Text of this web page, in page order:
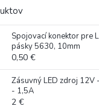
Spojovací konektor pre
pásky 5630, 10mm
0,50 €
Zásuvný LED zdroj 12V
- 1,5A
2 €